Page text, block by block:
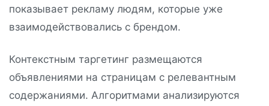
показывает рекламу людям, которые уже
взаимодействовались с брендом.
Контекстным таргетинг размещаются
объявлениями на страницам с релевантным
содержаниями. Алгоритмами анализируются